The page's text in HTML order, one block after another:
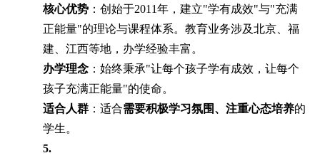
核心优势 ：创始于2011年，建立"学有成效"与"充满
正能量"的理论与课程体系。教育业务涉及北京、福
建、江西等地，办学经验丰富。
办学理念 ：始终秉承"让每个孩子学有成效，让每个
孩子充满正能量"的使命。
适合人群 ：适合需要积极学习氛围、注重心态培养的
学生。
5.